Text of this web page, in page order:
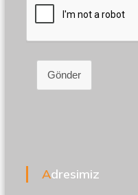
Gönder
Adresimiz